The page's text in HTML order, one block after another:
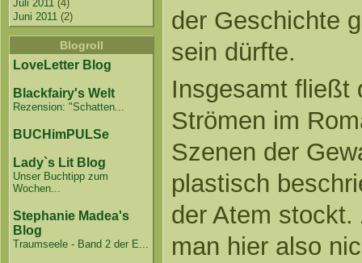
Juli 2011 (4)
Juni 2011 (2)
Blogroll
LoveLetter Blog
Blackfairy's Welt
Rezension: "Schatten...
BUCHimPULSe
Lady`s Lit Blog
Unser Buchtipp zum
Wochen...
Stephanie Madea's
Blog
Traumseele - Band 2 der E...
der Geschichte
sein dürfte.
Insgesamt fließt
Strömen im
Szenen der
plastisch
der Atem
man hier also